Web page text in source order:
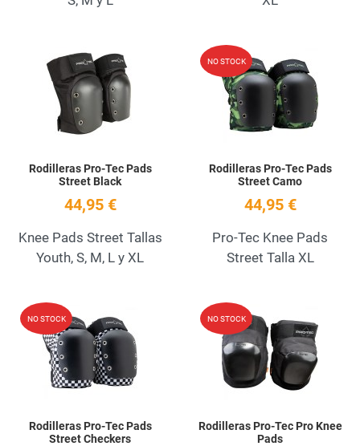
Add to Wishlist
Quick View
Rodilleras Pro-Tec Pads
Street Black
44,95 €
Knee Pads Street Tallas
Youth, S, M, L y XL
NO STOCK
Rodilleras Pro-Tec Pads
Street Camo
44,95 €
Pro-Tec Knee Pads
Street Talla XL
NO STOCK Add to Wishlist
Quick View
Rodilleras Pro-Tec Pads
Street Checkers
NO STOCK
Rodilleras Pro-Tec Pro Knee
Pads